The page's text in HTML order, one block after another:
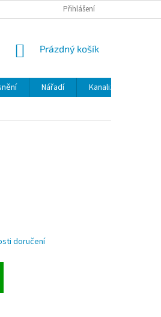
MOJE OBJEDNÁVKA
Přihlášení
NÁKUPNÍ
Prázdný košík
Nářadí Kanalizace
doručení